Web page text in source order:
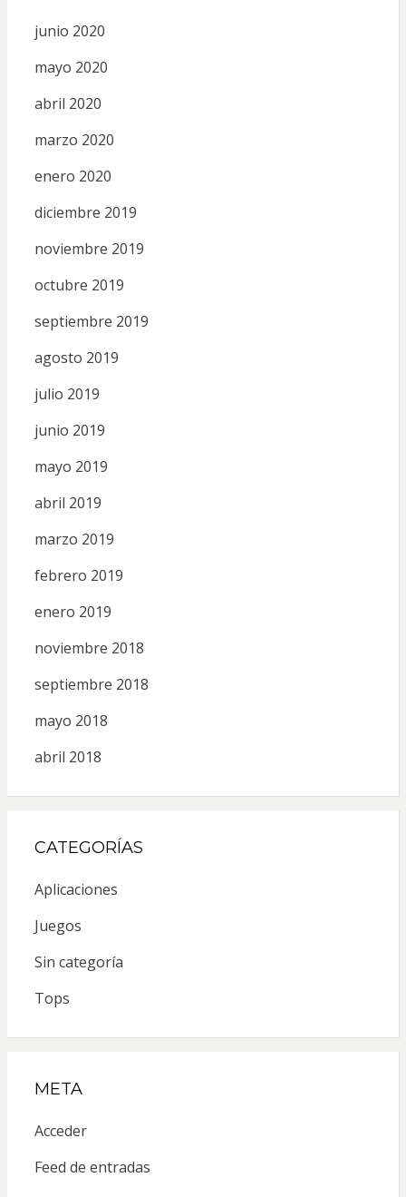
junio 2020
mayo 2020
abril 2020
marzo 2020
enero 2020
diciembre 2019
noviembre 2019
octubre 2019
septiembre 2019
agosto 2019
julio 2019
junio 2019
mayo 2019
abril 2019
marzo 2019
febrero 2019
enero 2019
noviembre 2018
septiembre 2018
mayo 2018
abril 2018
CATEGORÍAS
Aplicaciones
Juegos
Sin categoría
Tops
META
Acceder
Feed de entradas